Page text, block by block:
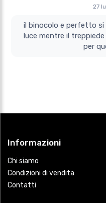
27
il binocolo e perfetto si vede anche con pochissima
luce mentre il
per
Informazioni
Chi siamo
Condizioni di vendita
Contatti